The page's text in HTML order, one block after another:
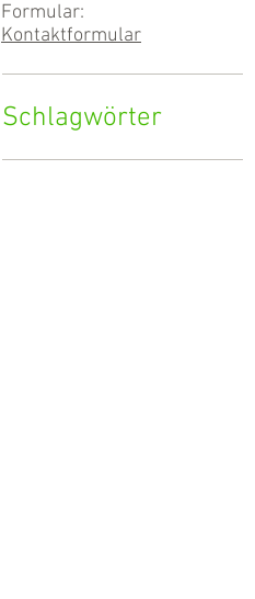
Formular:
Kontaktformular
Schlagwörter